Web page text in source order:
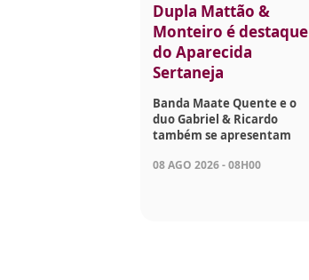
Dupla Mattão &
Monteiro é destaque
do Aparecida
Sertaneja
Banda Maate Quente e o
duo Gabriel & Ricardo
também se apresentam
08 AGO 2026 - 08H00